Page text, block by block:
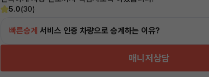
5.0(30)
빠른승계 서비스 인증 차량으로 승계하는 이유?
매니저상담